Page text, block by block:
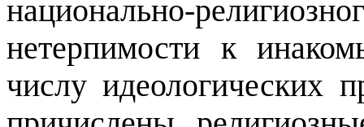
национально-
нетерпимости к
числу идеологических